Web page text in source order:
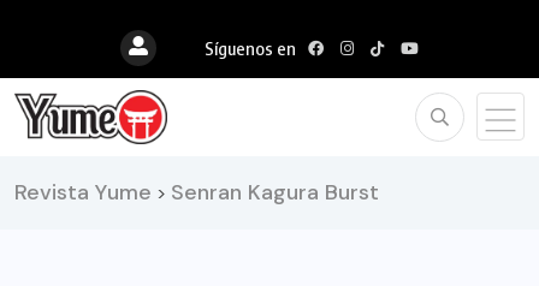
Síguenos en
Revista Yume > Senran Kagura Burst